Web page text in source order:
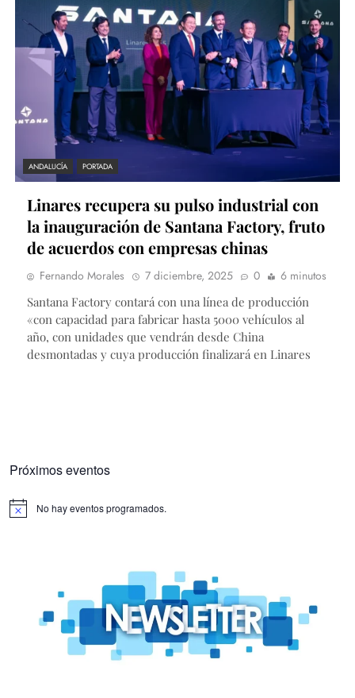
ANDALUCÍA PORTADA
Linares recupera su pulso industrial con
la inauguración de Santana Factory, fruto
de acuerdos con empresas chinas
Fernando Morales 7 diciembre, 2025 0
6 minutos
Santana Factory contará con una línea de producción
«con capacidad para fabricar hasta 5000 vehículos al
año, con unidades que vendrán desde China
desmontadas y cuya producción finalizará en Linares
Próximos eventos
Aviso No hay eventos programados.